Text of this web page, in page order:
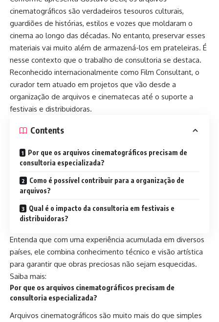
cinematográficos são verdadeiros tesouros culturais,
guardiões de histórias, estilos e vozes que moldaram o
cinema ao longo das décadas. No entanto, preservar esses
materiais vai muito além de armazená-los em prateleiras. É
nesse contexto que o trabalho de consultoria se destaca.
Reconhecido internacionalmente como Film Consultant, o
curador tem atuado em projetos que vão desde a
organização de arquivos e cinematecas até o suporte a
festivais e distribuidoras.
Contents
Por que os arquivos cinematográficos precisam de
consultoria especializada?
Como é possível contribuir para a organização de
arquivos?
Qual é o impacto da consultoria em festivais e
distribuidoras?
Entenda que com uma experiência acumulada em diversos
países, ele combina conhecimento técnico e visão artística
para garantir que obras preciosas não sejam esquecidas.
Saiba mais:
Por que os arquivos cinematográficos precisam de
consultoria especializada?
Arquivos cinematográficos são muito mais do que simples